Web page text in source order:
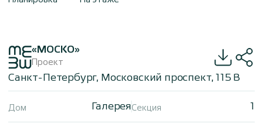
«МОСКО»
Проект
Санкт-Петербург, Московский проспект, 115 В
Галерея
Дом 1
Секция